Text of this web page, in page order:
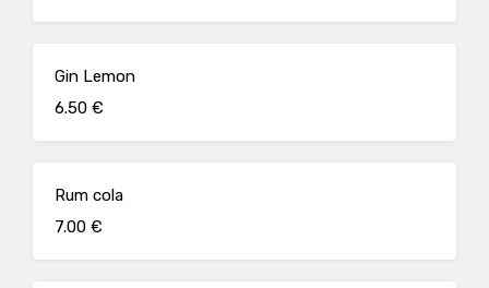
Gin Lemon
6.50 €
Rum cola
7.00 €